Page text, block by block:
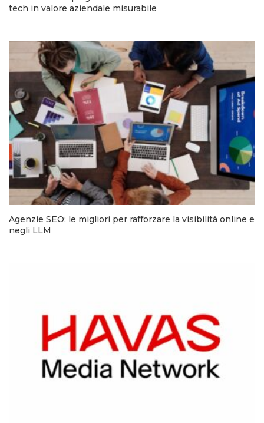
tech in valore aziendale misurabile
Agenzie SEO: le migliori per rafforzare la visibilità online e
negli LLM